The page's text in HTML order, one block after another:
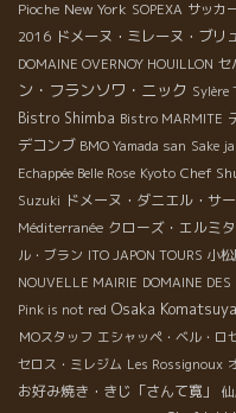
Pioche New York SOPEXA サッカ
2016 ドメーヌ・ミレーヌ・ブリ
DOMAINE OVERNOY HOUILLON セ
ン・フランソワ・ニック Sylère
Bistro Shimba Bistro MARMITE
デコンブ BMO Yamada san Sake
Echappée Belle Rose Kyoto Chef
Suzuki ドメーヌ・ダニエル・サ
Méditerranée クローズ・エルミ
ル・ブラン ITO JAPON TOURS 小
NOUVELLE MAIRIE DOMAINE
Pink is not red Osaka Komatsuya
ＭОスタッフ エシャッペ・ベル・ロ
セロス・ミレジム Les Rossignoux
お好み焼き・きじ「さんて寛」